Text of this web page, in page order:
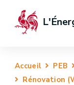
Accueil PEB
Rénovation